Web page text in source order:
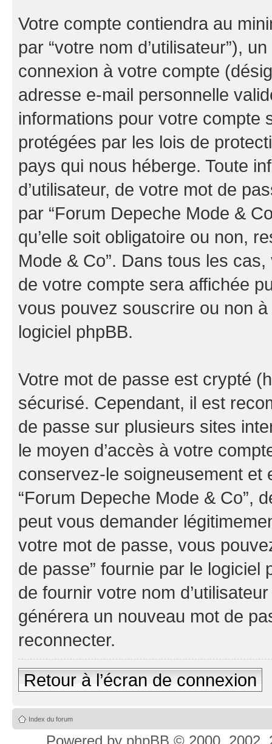
Votre compte contiendra au
par “votre nom d’utilisateur”),
connexion à votre compte
adresse e-mail personnelle
informations pour votre compte
protégées par les lois de
pays qui nous héberge. Toute
d’utilisateur, de votre mot de
par “Forum Depeche Mode &
qu’elle soit obligatoire ou non,
Mode & Co”. Dans tous les
de votre compte sera affichée
vous pouvez souscrire ou non à
logiciel phpBB.
Votre mot de passe est crypté
sécurisé. Cependant, il est
de passe sur plusieurs sites
le moyen d’accès à votre
conservez-le soigneusement et
“Forum Depeche Mode & Co”,
peut vous demander
votre mot de passe, vous
de passe” fournie par le
de fournir votre nom
générera un nouveau mot de
reconnecter.
Retour à l’écran de connexion
Index du forum
Powered by phpBB © 2000, 2002,